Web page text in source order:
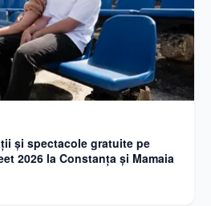
și spectacole gratuite pe
2026 la Constanța și Mamaia